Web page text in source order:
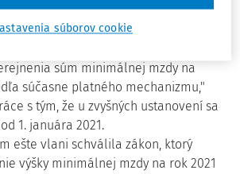
presiahnu aj do roku 2021 tak, aby
sa úpravy súm minimálnej mzdy na
súm minimálnej mzdy na
súčasne platného mechanizmu,"
s tým, že u zvyšných ustanovení sa
1. januára 2021.
ešte vlani schválila zákon, ktorý
výšky minimálnej mzdy na rok 2021
súborov cookie